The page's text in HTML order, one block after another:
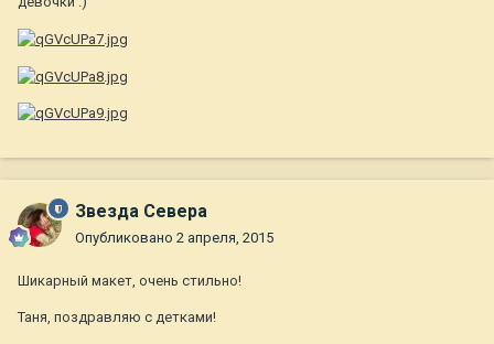
Звезда Севера
Опубликовано 2 апреля, 2015
Шикарный макет, очень стильно!
Таня, поздравляю с детками!